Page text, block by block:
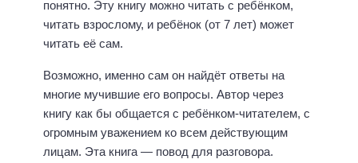
понятно. Эту книгу можно читать с ребёнком,
читать взрослому, и ребёнок (от 7 лет) может
читать её сам.
Возможно, именно сам он найдёт ответы на
многие мучившие его вопросы. Автор через
книгу как бы общается с ребёнком-читателем, с
огромным уважением ко всем действующим
лицам. Эта книга — повод для разговора.